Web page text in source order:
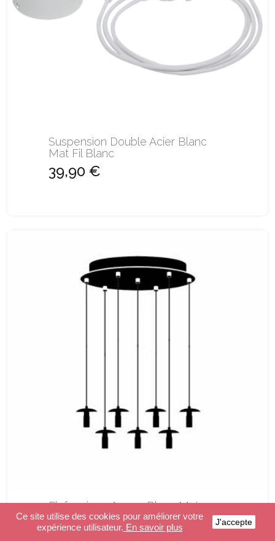
Suspension Double Acier Blanc
Mat Fil Blanc
39,90 €
Plafonnier 7 Apapa Blanc Mat
239,90 €
Ce site utilise des cookies pour améliorer votre
expérience utilisateur. En savoir plus J'accepte